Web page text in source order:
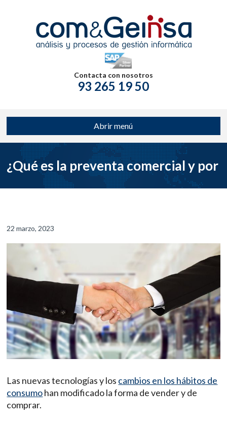
Contacta con nosotros
93 265 19 50
Abrir menú
¿Qué es la preventa comercial y por
22 marzo, 2023
Las nuevas tecnologías y los cambios en los hábitos de
consumohan modificado la forma de vender y de
comprar.